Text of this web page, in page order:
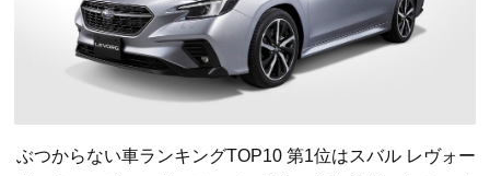
ぶつからない車ランキングTOP10 第1位はスバル レヴォー